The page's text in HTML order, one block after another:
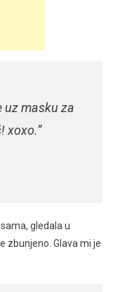
uz masku za
xoxo.”
gledala u
zbunjeno. Glava mi je